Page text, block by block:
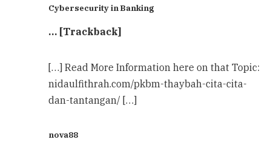
Cybersecurity in Banking
… [Trackback]
[…] Read More Information here on that Topic:
nidaulfithrah.com/pkbm-thaybah-cita-cita-
dan-tantangan/ […]
nova88